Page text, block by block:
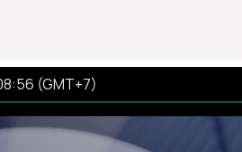
(GMT+7)